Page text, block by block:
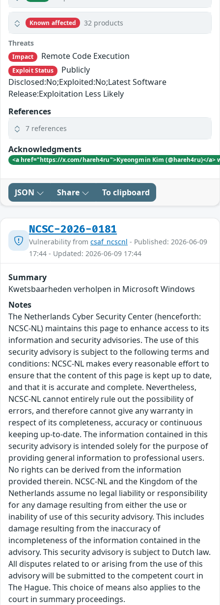
Known affected 32 products
Threats
Impact Remote Code Execution
Exploit Status
Publicly
Disclosed:No;Exploited:No;Latest Software
Release:Exploitation Less Likely
References
7 references
Acknowledgments
<a href="https://x.com/hareh4ru">Kyeongmin Kim (@hareh4ru)</
JSON Share To clipboard
NCSC-2026-0181
Vulnerability from csaf_ncscnl - Published: 2026-06-09
17:44 - Updated: 2026-06-09 17:44
Summary
Kwetsbaarheden verholpen in Microsoft Windows
Notes
The Netherlands Cyber Security Center (henceforth:
NCSC-NL) maintains this page to enhance access to its
information and security advisories. The use of this
security advisory is subject to the following terms and
conditions: NCSC-NL makes every reasonable effort to
ensure that the content of this page is kept up to date,
and that it is accurate and complete. Nevertheless,
NCSC-NL cannot entirely rule out the possibility of
errors, and therefore cannot give any warranty in
respect of its completeness, accuracy or continuous
keeping up-to-date. The information contained in this
security advisory is intended solely for the purpose of
providing general information to professional users.
No rights can be derived from the information
provided therein. NCSC-NL and the Kingdom of the
Netherlands assume no legal liability or responsibility
for any damage resulting from either the use or
inability of use of this security advisory. This includes
damage resulting from the inaccuracy of
incompleteness of the information contained in the
advisory. This security advisory is subject to Dutch law.
All disputes related to or arising from the use of this
advisory will be submitted to the competent court in
The Hague. This choice of means also applies to the
court in summary proceedings.